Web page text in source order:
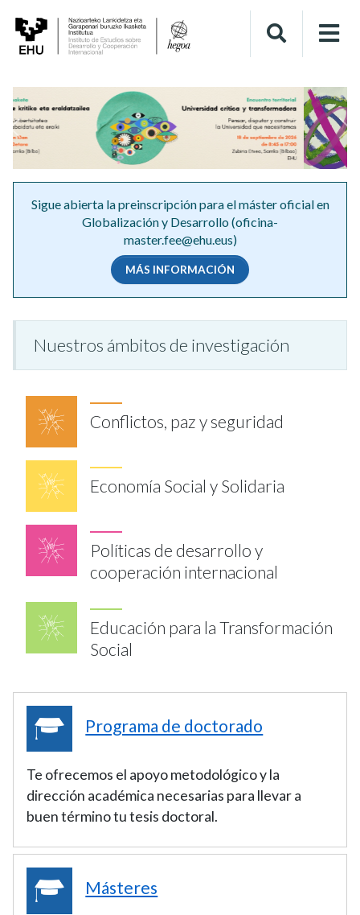
&lsaquo; Anterior
Sigue abierta la preinscripción para el máster oficial en
Globalización y Desarrollo (oficina-
master.fee@ehu.eus)
MÁS INFORMACIÓN
Nuestros ámbitos de investigación
Conflictos, paz y seguridad
Economía Social y Solidaria
Políticas de desarrollo y
cooperación internacional
Educación para la Transformación
Social
Programa de doctorado
Te ofrecemos el apoyo metodológico y la
dirección académica necesarias para llevar a
buen término tu tesis doctoral.
Másteres